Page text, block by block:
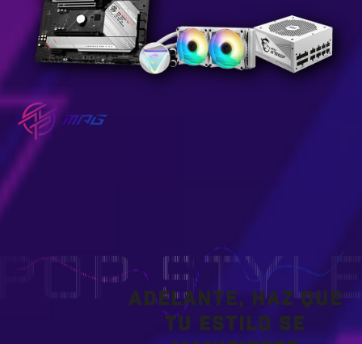
ADELANTE, HAZ QUE
TU ESTILO SE